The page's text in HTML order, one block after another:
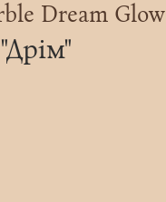
Dream Glow
"Дрім"